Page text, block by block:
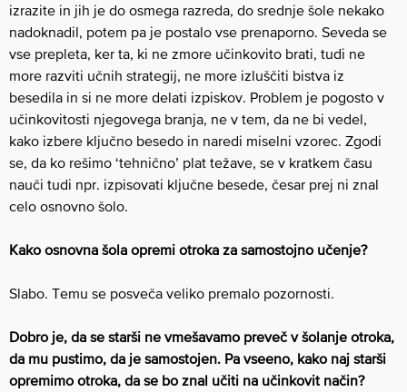
izrazite in jih je do osmega razreda, do srednje šole nekako
nadoknadil, potem pa je postalo vse prenaporno. Seveda se
vse prepleta, ker ta, ki ne zmore učinkovito brati, tudi ne
more razviti učnih strategij, ne more izluščiti bistva iz
besedila in si ne more delati izpiskov. Problem je pogosto v
učinkovitosti njegovega branja, ne v tem, da ne bi vedel,
kako izbere ključno besedo in naredi miselni vzorec. Zgodi
se, da ko rešimo ‘tehnično’ plat težave, se v kratkem času
nauči tudi npr. izpisovati ključne besede, česar prej ni znal
celo osnovno šolo.
Kako osnovna šola opremi otroka za samostojno učenje?
Slabo. Temu se posveča veliko premalo pozornosti.
Dobro je, da se starši ne vmešavamo preveč v šolanje otroka,
da mu pustimo, da je samostojen. Pa vseeno, kako naj starši
opremimo otroka, da se bo znal učiti na učinkovit način?